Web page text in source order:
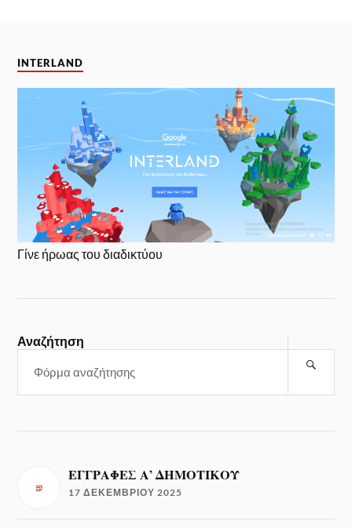
INTERLAND
Γίνε ήρωας του διαδικτύου
Αναζήτηση
ΕΓΓΡΑΦΕΣ Α’ ΔΗΜΟΤΙΚΟΥ
17 ΔΕΚΕΜΒΡΊΟΥ 2025